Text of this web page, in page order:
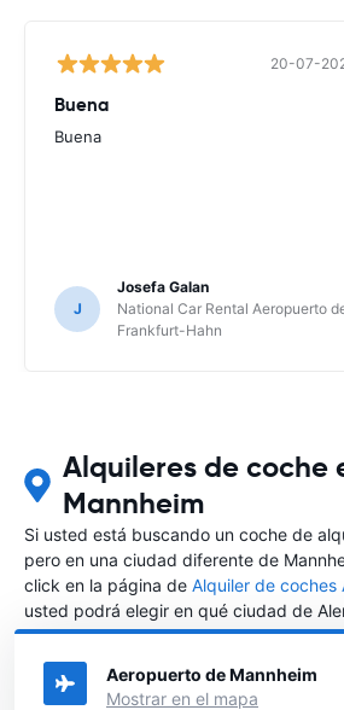
20-07-
Buena
Buena
J
Josefa Galan
National Car Rental Aeropuerto
Frankfurt-Hahn
Alquileres de coche
Mannheim
Si usted está buscando un coche de
pero en una ciudad diferente de
click en la página de Alquiler de coches
usted podrá elegir en qué ciudad de
un coche.
Aeropuerto de Mannheim
Mostrar en el mapa